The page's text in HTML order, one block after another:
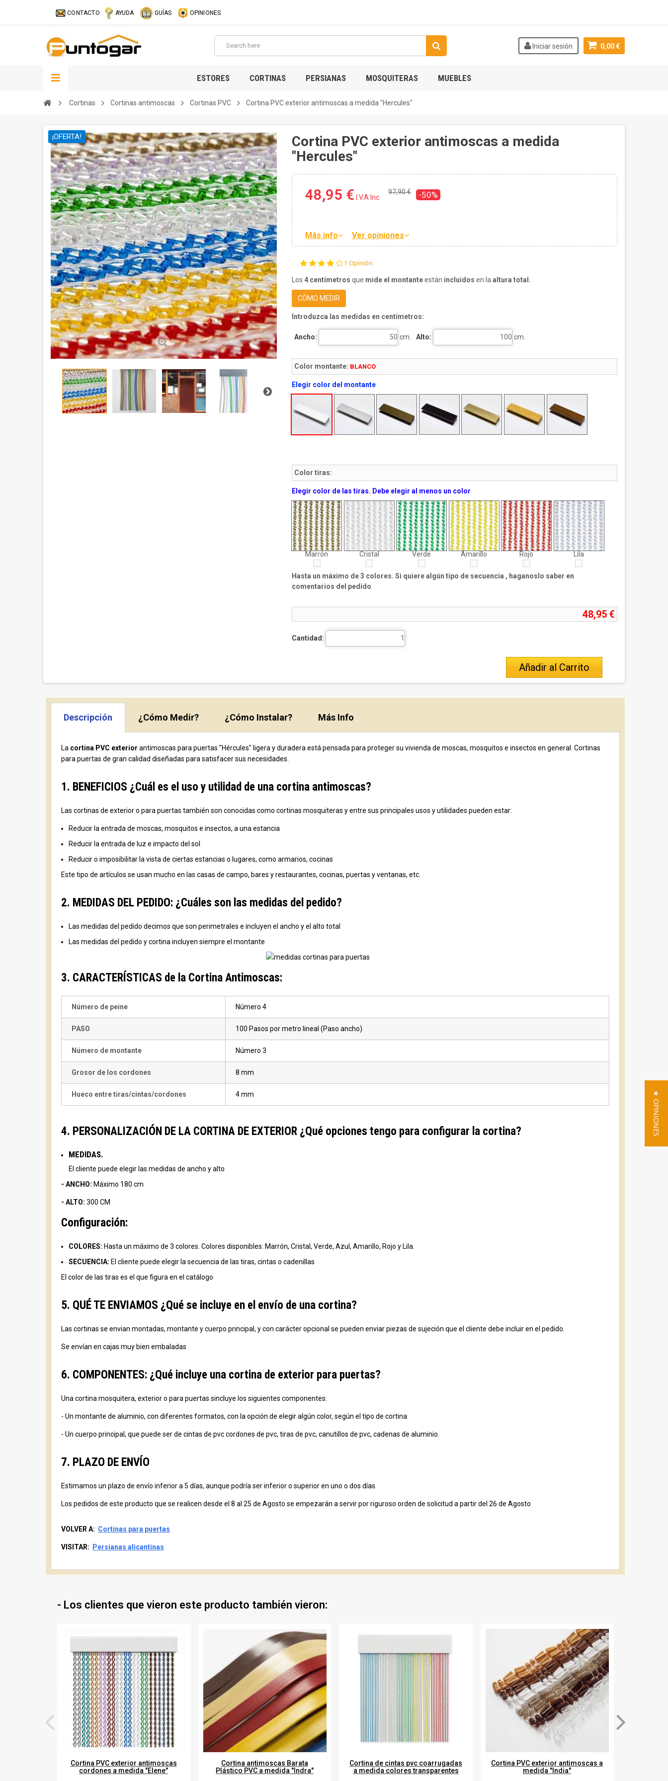
CONTACTO AYUDA GUÍAS OPINIONES
0,00 €
Iniciar sesión
ESTORES CORTINAS PERSIANAS MOSQUITERAS MUEBLES
Cortinas Cortinas antimoscas Cortinas PVC Cortina PVC exterior antimoscas a medida "Hercules"
¡OFERTA!
Cortina PVC exterior antimoscas a medida
"Hercules"
48,95 € I.V.A Inc.
97,90 € -50%
Más info Ver opiniones
4.0
rating
1 Opinión
Los 4 centímetros que mide el montanteestán incluidos en la altura total.
CÓMO MEDIR
Introduzca las medidas en centímetros:
Ancho: cm. Alto: cm.
Color montante: BLANCO
Elegir color del montante
Color tiras:
Elegir color de las tiras. Debe elegir al menos un color
Marrón Cristal Verde Amarillo Rojo Lila
Hasta un máximo de 3 colores. Si quiere algún tipo de secuencia , haganoslo saber en
comentarios del pedido
48,95 €
Cantidad:
Añadir al Carrito
Descripción ¿Cómo Medir? ¿Cómo Instalar? Más Info
La cortina PVC exterior antimoscas para puertas "Hércules" ligera y duradera está pensada para proteger su vivienda de moscas, mosquitos e insectos en general. Cortinas
para puertas de gran calidad diseñadas para satisfacer sus necesidades.
1. BENEFICIOS ¿Cuál es el uso y utilidad de una cortina antimoscas?
Las cortinas de exterior o para puertas también son conocidas como cortinas mosquiteras y entre sus principales usos y utilidades pueden estar:
Reducir la entrada de moscas, mosquitos e insectos, a una estancia
Reducir la entrada de luz e impacto del sol
Reducir o imposibilitar la vista de ciertas estancias o lugares, como armarios, cocinas
Este tipo de artículos se usan mucho en las casas de campo, bares y restaurantes, cocinas, puertas y ventanas, etc.
2. MEDIDAS DEL PEDIDO: ¿Cuáles son las medidas del pedido?
Las medidas del pedido decimos que son perimetrales e incluyen el ancho y el alto total
Las medidas del pedido y cortina incluyen siempre el montante
3. CARACTERÍSTICAS de la Cortina Antimoscas:
Número de peine Número 4
PASO 100 Pasos por metro lineal (Paso ancho)
Número de montante Número 3
Grosor de los cordones 8 mm
Hueco entre tiras/cintas/cordones 4 mm
4. PERSONALIZACIÓN DE LA CORTINA DE EXTERIOR ¿Qué opciones tengo para configurar la cortina?
MEDIDAS.
El cliente puede elegir las medidas de ancho y alto
- ANCHO: Máximo 180 cm
- ALTO: 300 CM
Configuración:
COLORES: Hasta un máximo de 3 colores. Colores disponibles: Marrón, Cristal, Verde, Azul, Amarillo, Rojo y Lila.
SECUENCIA: El cliente puede elegir la secuencia de las tiras, cintas o cadenillas
El color de las tiras es el que figura en el catálogo
5. QUÉ TE ENVIAMOS ¿Qué se incluye en el envío de una cortina?
Las cortinas se envian montadas, montante y cuerpo principal, y con carácter opcional se pueden enviar piezas de sujeción que el cliente debe incluir en el pedido.
Se envían en cajas muy bien embaladas
6. COMPONENTES: ¿Qué incluye una cortina de exterior para puertas?
Una cortina mosquitera, exterior o para puertas sincluye los siguientes componentes:
- Un montante de aluminio, con diferentes formatos, con la opción de elegir algún color, según el tipo de cortina:
- Un cuerpo principal, que puede ser de cintas de pvc cordones de pvc, tiras de pvc, canutillos de pvc, cadenas de aluminio.
7. PLAZO DE ENVÍO
Estimamos un plazo de envío inferior a 5 días, aunque podría ser inferior o superior en uno o dos días.
Los pedidos de este producto que se realicen desde el 8 al 25 de Agosto se empezarán a servir por riguroso orden de solicitud a partir del 26 de Agosto
VOLVER A: Cortinas para puertas
VISITAR: Persianas alicantinas
- Los clientes que vieron este producto también vieron:
Cortina PVC exterior antimoscas
cordones a medida "Elene"
Cortina antimoscas Barata
Plástico PVC a medida "Indra"
Cortina de cintas pvc coarrugadas
a medida colores transparentes
Cortina PVC exterior antimoscas a
medida "India"
★ OPINIONES